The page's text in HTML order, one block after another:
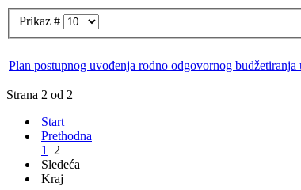
Prikaz #
Plan postupnog uvođenja rodno odgovornog
Strana 2 od 2
Start
Prethodna
1
2
Sledeća
Kraj